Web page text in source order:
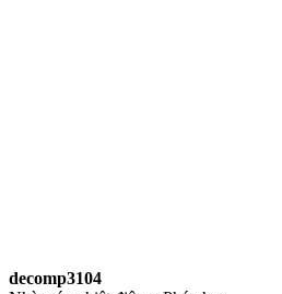
decomp3104